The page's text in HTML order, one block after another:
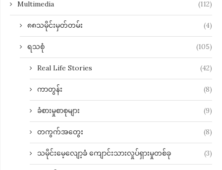
Multimedia (112)
၈၈သမိုင်းမှတ်တမ်း (4)
ရသစုံ (105)
Real Life Stories (42)
ကာတွန်း (8)
ခံစားမှုစာစုများ (9)
တကွက်အတွေး (8)
သမိုင်းမေ့လျော့ခံ ကျောင်းသားလှုပ်ရှားမှုတစ်ခု (3)